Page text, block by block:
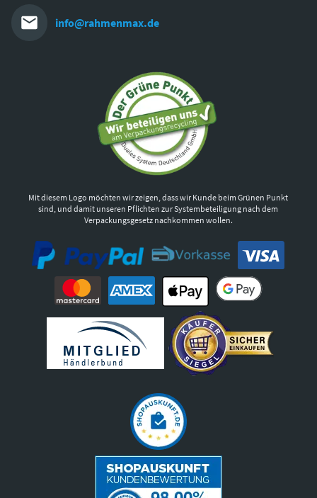
info@rahmenmax.de
Mit diesem Logo möchten wir zeigen, dass wir Kunde beim Grünen Punkt
sind, und damit unseren Pflichten zur Systembeteiligung nach dem
Verpackungsgesetz nachkommen wollen.